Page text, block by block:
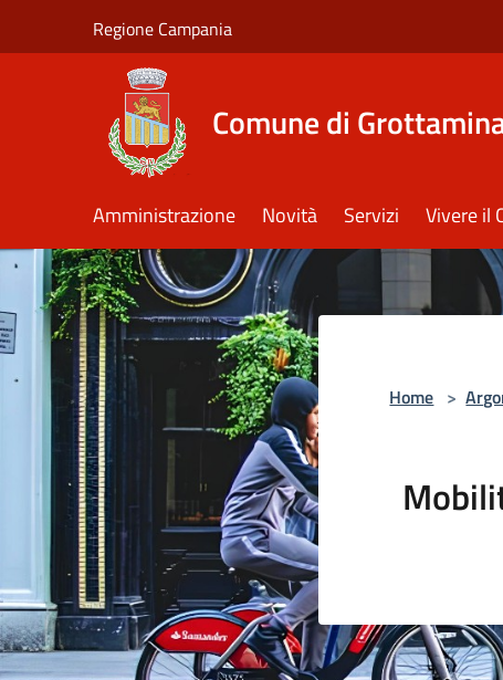
Regione Campania
Comune di
Amministrazione Novità Servizi Vivere il
Home >